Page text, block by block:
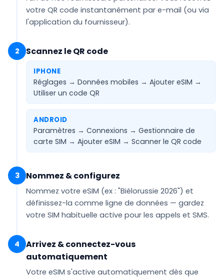
votre QR code instantanément par e-mail (ou via
l'application du fournisseur).
2 Scannez le QR code
IPHONE
Réglages → Données mobiles → Ajouter eSIM →
Utiliser un code QR
ANDROID
Paramètres → Connexions → Gestionnaire de
carte SIM → Ajouter eSIM → Scanner le QR code
3 Nommez & configurez
Nommez votre eSIM (ex : "Biélorussie 2026") et
définissez-la comme ligne de données — gardez
votre SIM habituelle active pour les appels et SMS.
4
Arrivez & connectez-vous
automatiquement
Votre eSIM s'active automatiquement dès que